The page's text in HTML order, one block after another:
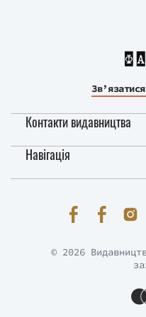
Контакти видавництва
Навігація
© 2026